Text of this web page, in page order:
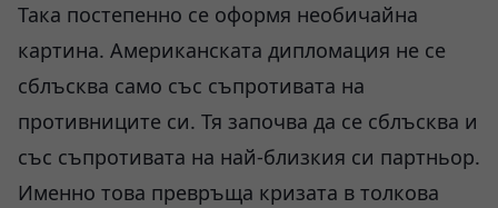
Така постепенно се оформя необичайна
картина. Американската дипломация не се
сблъсква само със съпротивата на
противниците си. Тя започва да се сблъсква и
със съпротивата на най-близкия си партньор.
Именно това превръща кризата в толкова